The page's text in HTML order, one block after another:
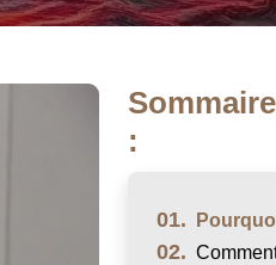
:
01.
02.